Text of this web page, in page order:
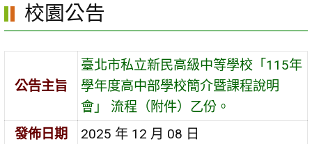
校園公告
公告主旨
臺北市私立新民高級中等學校「115年
學年度高中部學校簡介暨課程說明
會」 流程（附件）乙份。
發佈日期
2025 年 12 月 08 日